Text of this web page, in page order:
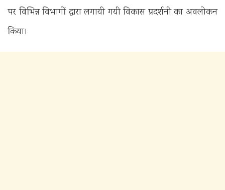
पर विभिन्न विभागों द्वारा लगायी गयी विकास प्रदर्शनी का अवलोकन
किया।